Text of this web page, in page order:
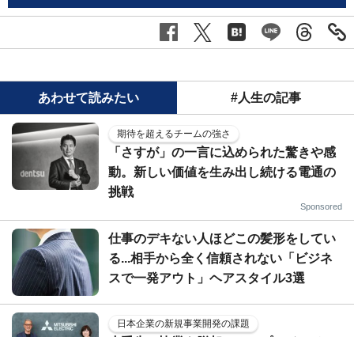
あわせて読みたい #人生の記事
期待を超えるチームの強さ
「さすが」の一言に込められた驚きや感
動。新しい価値を生み出し続ける電通の
挑戦
Sponsored
仕事のデキない人ほどこの髪形をしてい
る...相手から全く信頼されない「ビジネ
スで一発アウト」ヘアスタイル3選
日本企業の新規事業開発の課題